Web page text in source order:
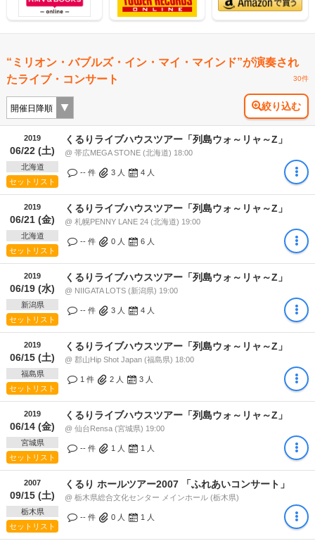
“ミリオン・バブルズ・イン・マイ・マインド”が演奏され
たライブ・コンサート
30件
絞り込む
2019
06/22 (土)
北海道
セットリスト
くるりライブハウスツアー「列島ウォ～リャ～Z」
@ 帯広MEGA STONE (北海道) 18:00
-- 件 3 人 4 人
2019
06/21 (金)
北海道
セットリスト
くるりライブハウスツアー「列島ウォ～リャ～Z」
@ 札幌PENNY LANE 24 (北海道) 19:00
-- 件 0 人 6 人
2019
06/19 (水)
新潟県
セットリスト
くるりライブハウスツアー「列島ウォ～リャ～Z」
@ NIIGATA LOTS (新潟県) 19:00
-- 件 3 人 4 人
2019
06/15 (土)
福島県
セットリスト
くるりライブハウスツアー「列島ウォ～リャ～Z」
@ 郡山Hip Shot Japan (福島県) 18:00
1 件 2 人 3 人
2019
06/14 (金)
宮城県
セットリスト
くるりライブハウスツアー「列島ウォ～リャ～Z」
@ 仙台Rensa (宮城県) 19:00
-- 件 1 人 1 人
2007
09/15 (土)
栃木県
セットリスト
くるり ホールツアー2007 「ふれあいコンサート」
@ 栃木県総合文化センター メインホール (栃木県)
-- 件 0 人 1 人